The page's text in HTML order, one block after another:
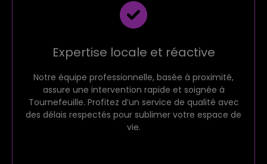
Expertise locale et réactive
Notre équipe professionnelle, basée à proximité,
assure une intervention rapide et soignée à
Tournefeuille. Profitez d’un service de qualité avec
des délais respectés pour sublimer votre espace de
vie.